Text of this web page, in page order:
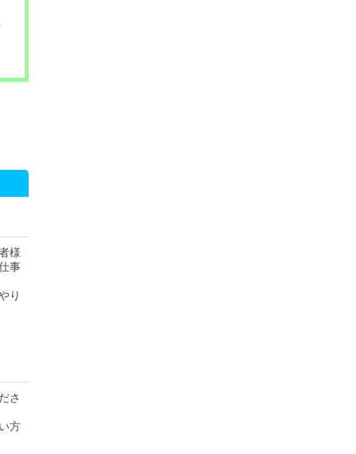
様
事
り
さ
方